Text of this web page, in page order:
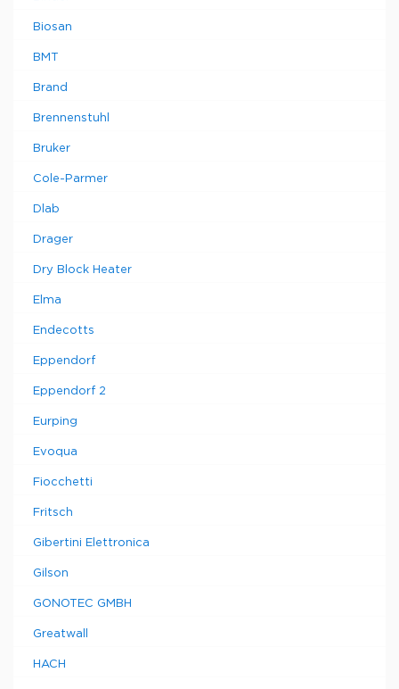
Biosan
BMT
Brand
Brennenstuhl
Bruker
Cole-Parmer
Dlab
Drager
Dry Block Heater
Elma
Endecotts
Eppendorf
Eppendorf 2
Eurping
Evoqua
Fiocchetti
Fritsch
Gibertini Elettronica
Gilson
GONOTEC GMBH
Greatwall
HACH